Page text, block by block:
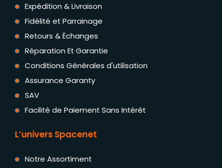
Expédition & Livraison
Fidélité et Parrainage
Retours & Échanges
Réparation Et Garantie
Conditions Générales d'utilisation
Assurance Garanty
SAV
Facilité de Paiement Sans Intérêt
L’univers Spacenet
Notre Assortiment